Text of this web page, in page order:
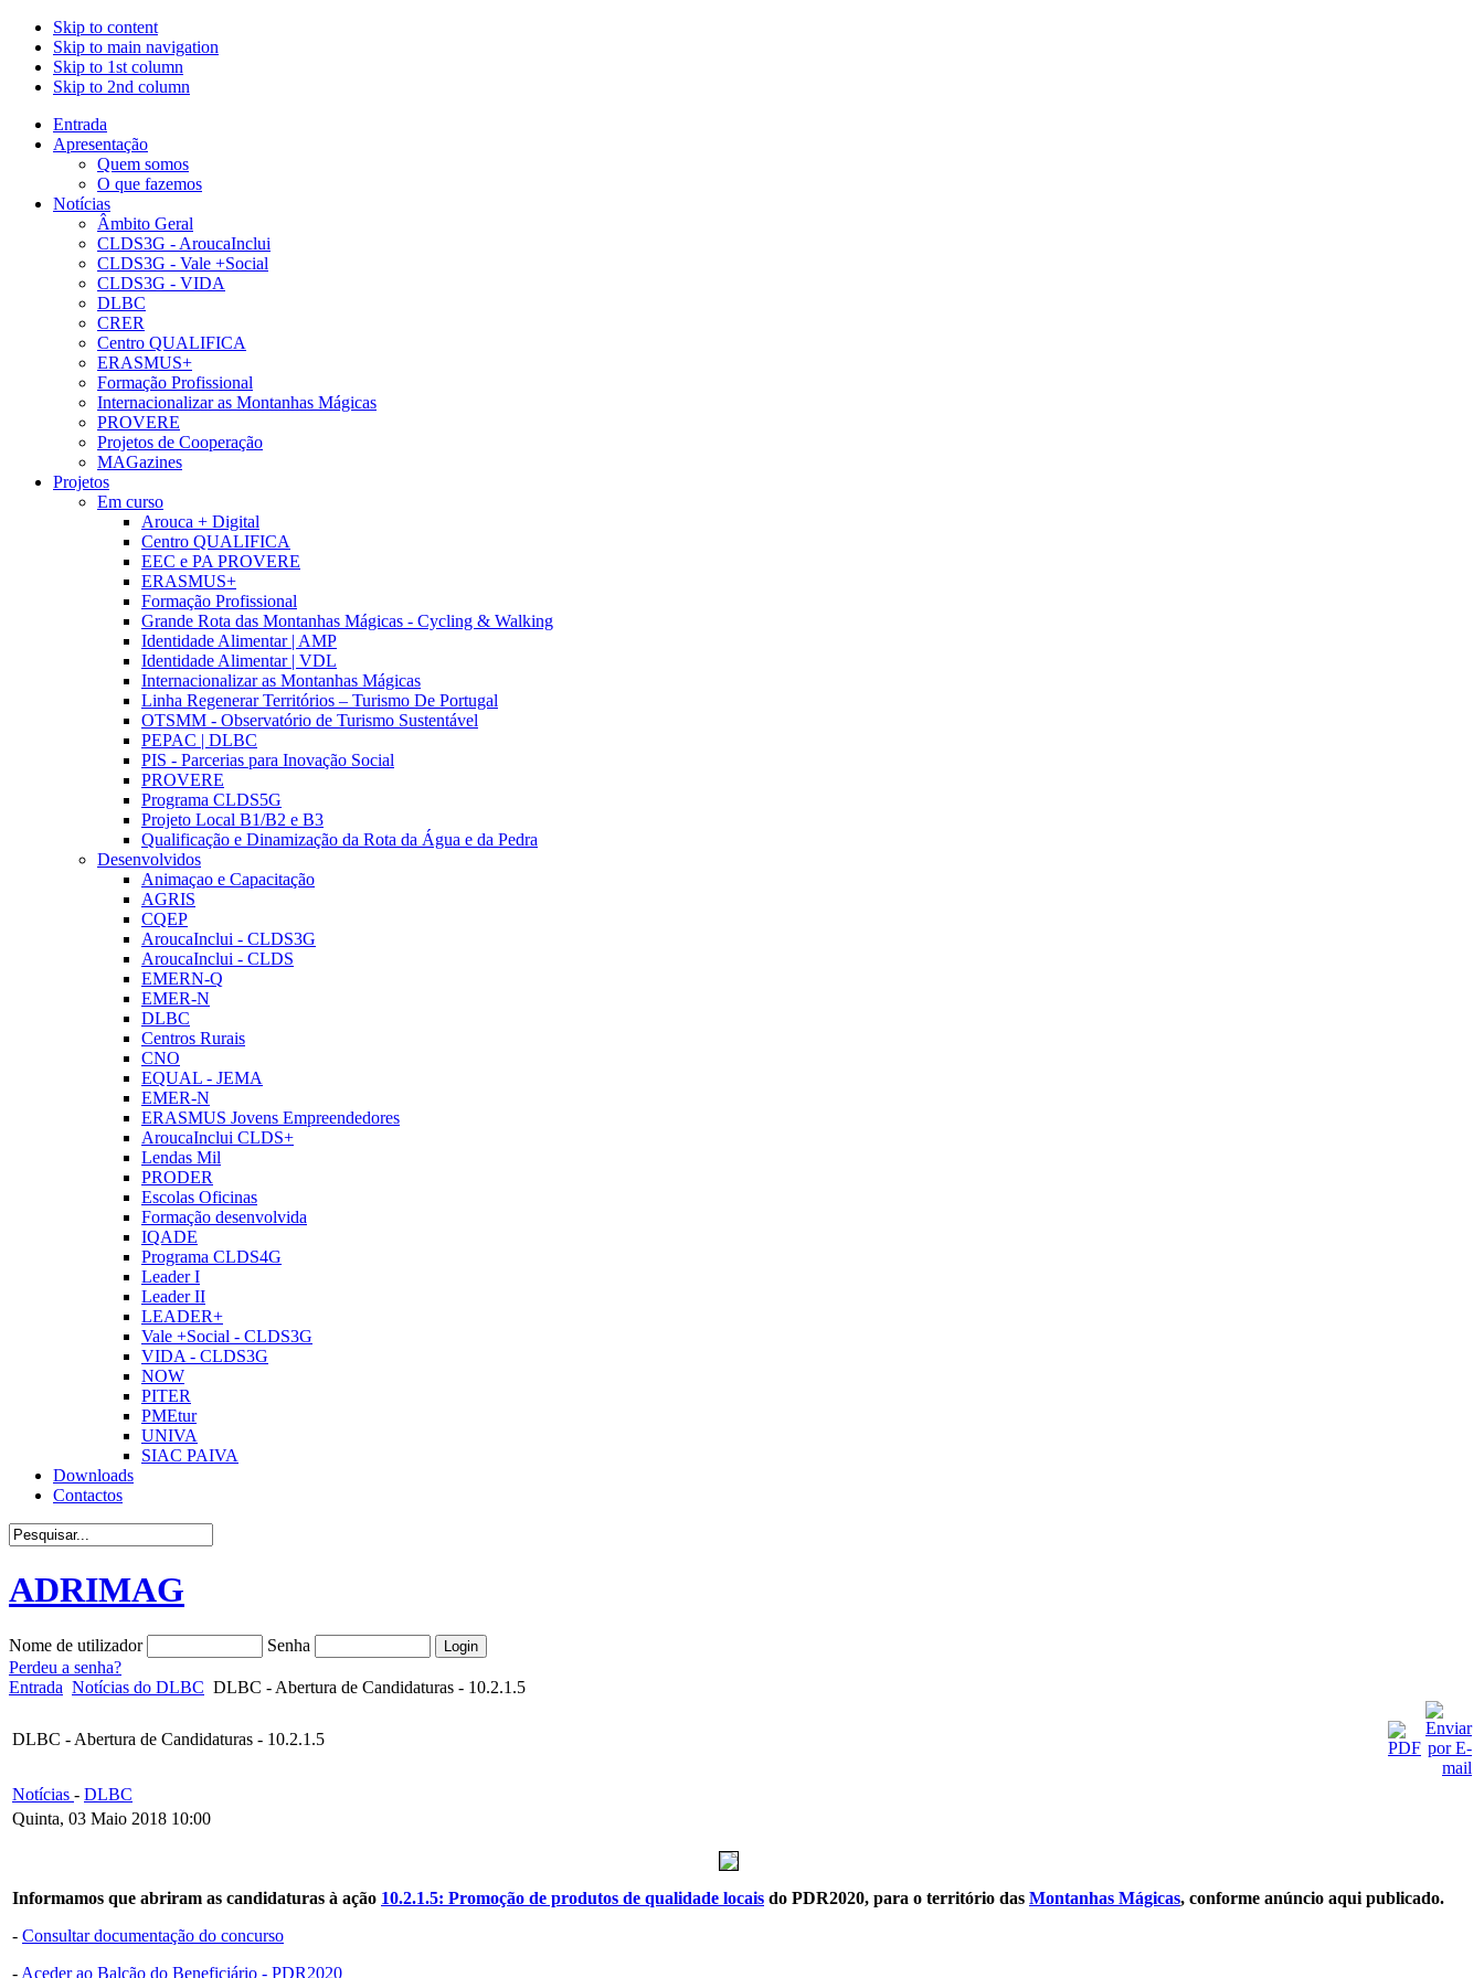
Skip to content
Skip to main navigation
Skip to 1st column
Skip to 2nd column
Entrada
Apresentação
Quem somos
O que fazemos
Notícias
Âmbito Geral
CLDS3G - AroucaInclui
CLDS3G - Vale +Social
CLDS3G - VIDA
DLBC
CRER
Centro QUALIFICA
ERASMUS+
Formação Profissional
Internacionalizar as Montanhas Mágicas
PROVERE
Projetos de Cooperação
MAGazines
Projetos
Em curso
Arouca + Digital
Centro QUALIFICA
EEC e PA PROVERE
ERASMUS+
Formação Profissional
Grande Rota das Montanhas Mágicas - Cycling & Walking
Identidade Alimentar | AMP
Identidade Alimentar | VDL
Internacionalizar as Montanhas Mágicas
Linha Regenerar Territórios – Turismo De Portugal
OTSMM - Observatório de Turismo Sustentável
PEPAC | DLBC
PIS - Parcerias para Inovação Social
PROVERE
Programa CLDS5G
Projeto Local B1/B2 e B3
Qualificação e Dinamização da Rota da Água e da Pedra
Desenvolvidos
Animaçao e Capacitação
AGRIS
CQEP
AroucaInclui - CLDS3G
AroucaInclui - CLDS
EMERN-Q
EMER-N
DLBC
Centros Rurais
CNO
EQUAL - JEMA
EMER-N
ERASMUS Jovens Empreendedores
AroucaInclui CLDS+
Lendas Mil
PRODER
Escolas Oficinas
Formação desenvolvida
IQADE
Programa CLDS4G
Leader I
Leader II
LEADER+
Vale +Social - CLDS3G
VIDA - CLDS3G
NOW
PITER
PMEtur
UNIVA
SIAC PAIVA
Downloads
Contactos
ADRIMAG
Nome de utilizador
Senha
Perdeu a senha?
Entrada Notícias do DLBC DLBC - Abertura de Candidaturas - 10.2.1.5
DLBC - Abertura de Candidaturas - 10.2.1.5
Notícias - DLBC
Quinta, 03 Maio 2018 10:00
Informamos que abriram as candidaturas à ação 10.2.1.5: Promoção de produtos de qualidade locais do PDR2020, para o território das Montanhas Mágicas, conforme anúncio aqui publicado.
- Consultar documentação do concurso
- Aceder ao Balcão do Beneficiário - PDR2020